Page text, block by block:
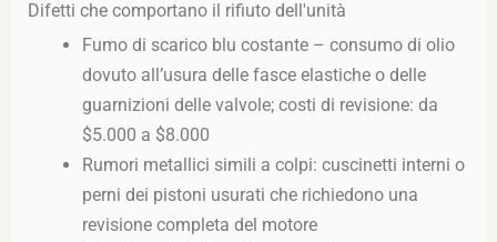
Difetti che comportano il rifiuto dell'unità
Fumo di scarico blu costante – consumo di olio
dovuto all’usura delle fasce elastiche o delle
guarnizioni delle valvole; costi di revisione: da
$5.000 a $8.000
Rumori metallici simili a colpi: cuscinetti interni o
perni dei pistoni usurati che richiedono una
revisione completa del motore